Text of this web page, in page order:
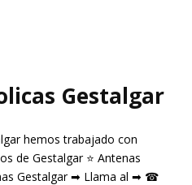
Gestalgar
hemos trabajado con
de Gestalgar ⭐ Antenas
Gestalgar ➡ Llama al ➡ ☎